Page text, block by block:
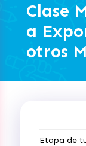
Clase
a
otros
Etapa de